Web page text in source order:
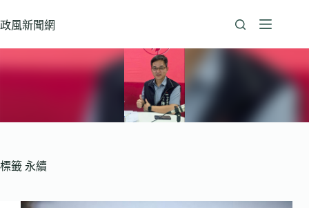
至
政風新聞網
標籤 永續